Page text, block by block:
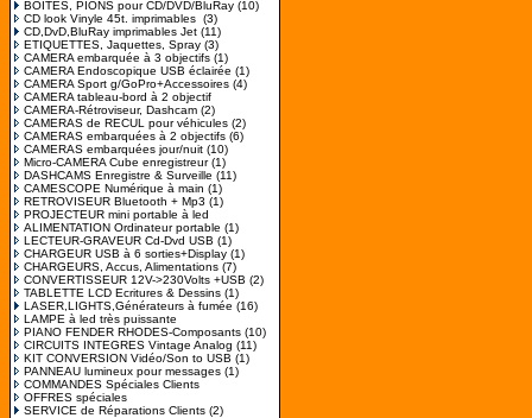
BOITES, PIONS pour CD/DVD/BluRay (10)
CD look Vinyle 45t. imprimables (3)
CD,DvD,BluRay imprimables Jet (11)
ETIQUETTES, Jaquettes, Spray (3)
CAMERA embarquée à 3 objectifs (1)
CAMERA Endoscopique USB éclairée (1)
CAMERA Sport g/GoPro+Accessoires (4)
CAMERA tableau-bord à 2 objectif
CAMERA-Rétroviseur, Dashcam (2)
CAMERAS de RECUL pour véhicules (2)
CAMERAS embarquées à 2 objectifs (6)
CAMERAS embarquées jour/nuit (10)
Micro-CAMERA Cube enregistreur(1)
DASHCAMS Enregistre & Surveille (11)
CAMESCOPE Numérique à main (1)
RETROVISEUR Bluetooth + Mp3 (1)
PROJECTEUR mini portable à led
ALIMENTATION Ordinateur portable (1)
LECTEUR-GRAVEUR Cd-Dvd USB (1)
CHARGEUR USB à 6 sorties+Display (1)
CHARGEURS, Accus, Alimentations (7)
CONVERTISSEUR 12V->230Volts +USB (2)
TABLETTE LCD Ecritures & Dessins (1)
LASER,LIGHTS,Générateurs à fumée (16)
LAMPE à led très puissante
PIANO FENDER RHODES-Composants (10)
CIRCUITS INTEGRES Vintage Analog (11)
KIT CONVERSION Vidéo/Son to USB (1)
PANNEAU lumineux pour messages (1)
COMMANDES Spéciales Clients
OFFRES spéciales
SERVICE de Réparations Clients (2)